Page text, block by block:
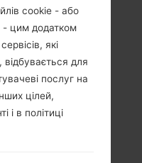
cookie - або
- цим додатком
які
для
послуг на
цілей,
і в політиці